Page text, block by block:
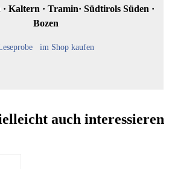
Kaltern · Tramin· Südtirols Süden ·
Bozen
im Shop kaufen
auch interessieren